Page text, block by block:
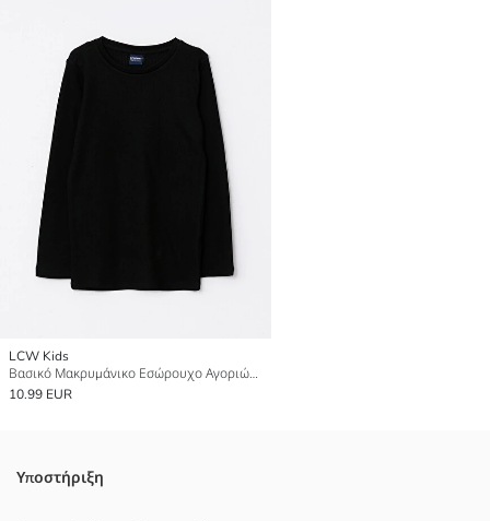
LCW Kids
Βασικό Μακρυμάνικο Εσώρουχο Αγοριών με Στρογγυλή Λαιμόκοψη
10.99 EUR
Υποστήριξη